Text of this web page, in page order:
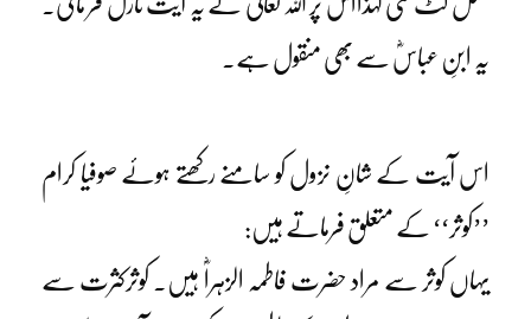
یہ ابنِ عباسؓ سے بھی منقول ہے۔
اس آیت کے شانِ نزول کو سامنے رکھتے ہوئے صوفیا کرام
’’کوثر‘‘ کے متعلق فرماتے ہیں:
یہاں کوثر سے مراد حضرت فاطمہ الزہراؓ ہیں۔ کوثرکثرت سے